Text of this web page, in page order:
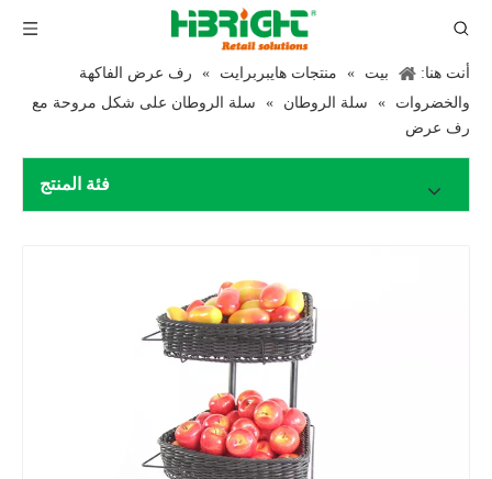
أنت هنا: بيت » منتجات هايبربرايت »
رف عرض الفاكهة
والخضروات
» سلة الروطان »
سلة الروطان على شكل مروحة مع
رف عرض
فئة المنتج